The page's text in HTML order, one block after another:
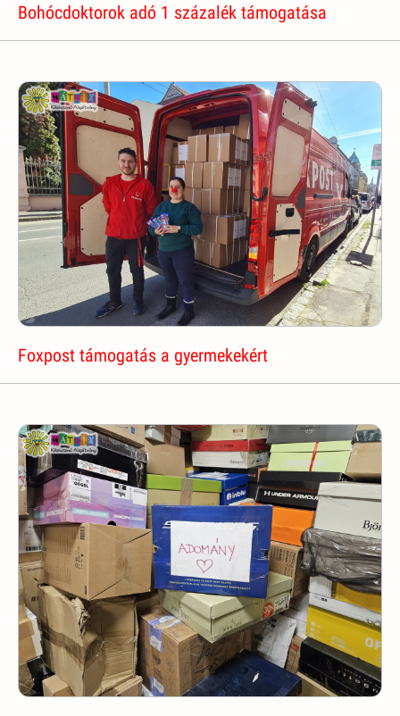
Bohócdoktorok adó 1 százalék támogatása
Foxpost támogatás a gyermekekért